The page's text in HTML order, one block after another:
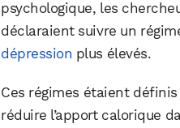
psychologique, les
déclaraient suivre un
dépression plus élevés.
Ces régimes étaient
réduire l’apport calorique